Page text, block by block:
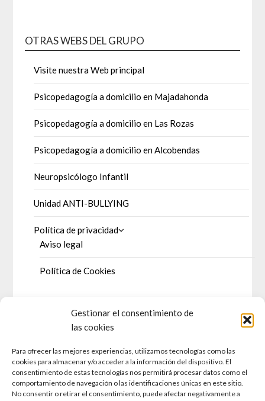
Gestionar el consentimiento de
las cookies
Para ofrecer las mejores experiencias, utilizamos tecnologías como las
cookies para almacenar y/o acceder a la información del dispositivo. El
consentimiento de estas tecnologías nos permitirá procesar datos como el
comportamiento de navegación o las identificaciones únicas en este sitio.
No consentir o retirar el consentimiento, puede afectar negativamente a
OTRAS WEBS DEL GRUPO
Visite nuestra Web principal
Psicopedagogía a domicilio en Majadahonda
Psicopedagogía a domicilio en Las Rozas
Psicopedagogía a domicilio en Alcobendas
Neuropsicólogo Infantil
Unidad ANTI-BULLYING
Política de privacidad
Aviso legal
Política de Cookies
DOSSIER DE PRENSA
Prensa escrita
Televisión